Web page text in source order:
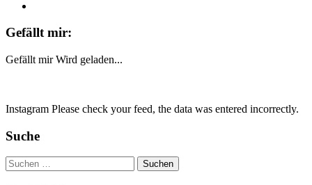
Gefällt mir:
Gefällt mir Wird geladen...
Instagram Please check your feed, the data was entered incorrectly.
Suche
Suchen
nach: